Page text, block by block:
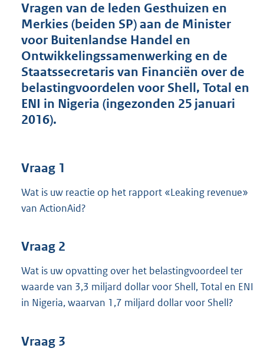
d
s
g
r
o
t
t
Vragen van de leden Gesthuizen en
Merkies (beiden SP) aan de Minister
voor Buitenlandse Handel en
Ontwikkelingssamenwerking en de
Staatssecretaris van Financiën over de
belastingvoordelen voor Shell, Total en
ENI in Nigeria (ingezonden 25 januari
2016).
Vraag 1
Wat is uw reactie op het rapport «Leaking revenue»
van ActionAid?
Vraag 2
Wat is uw opvatting over het belastingvoordeel ter
waarde van 3,3 miljard dollar voor Shell, Total en ENI
in Nigeria, waarvan 1,7 miljard dollar voor Shell?
Vraag 3